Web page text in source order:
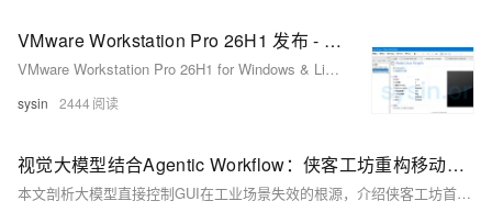
VMware Workstation Pro 26H1 发布 - 领先的免费桌面虚拟化软件
VMware Workstation Pro 26H1 for Windows & Linux - 领先的免费桌面虚拟化软件
sysin 2444
视觉大模型结合Agentic Workflow：侠客工坊重构移动端GUI自动化的技术实践
本文剖析大模型直接控制GUI在工业场景失效的根源，介绍侠客工坊首创的“Agentic Workflow”智能体工作流方案：通过视觉感知原子化、状态机驱动、分层意图对齐与反思式异常处理，实现高精度、可管控的AI手机数字员工，打通跨App数据孤岛。